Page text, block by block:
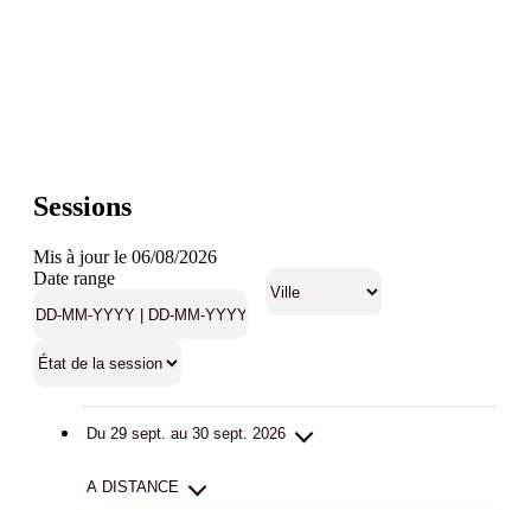
Sessions
Mis à jour le 06/08/2026
Date range
Du 29 sept. au 30 sept. 2026
A DISTANCE